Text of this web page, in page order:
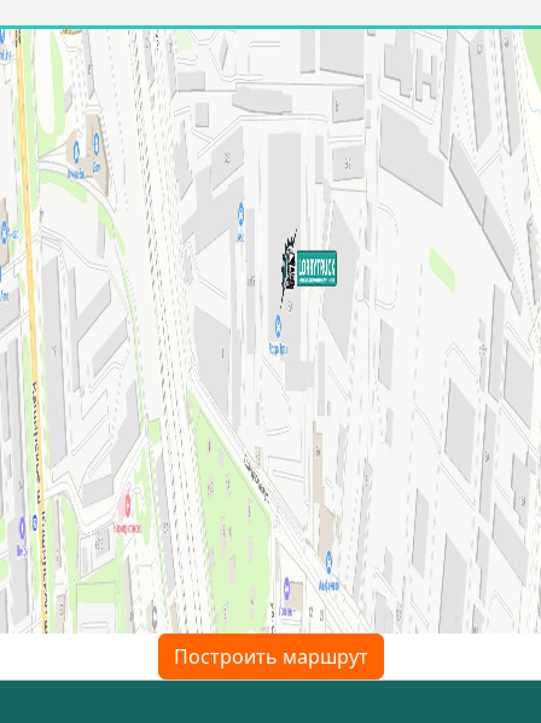
Построить маршрут